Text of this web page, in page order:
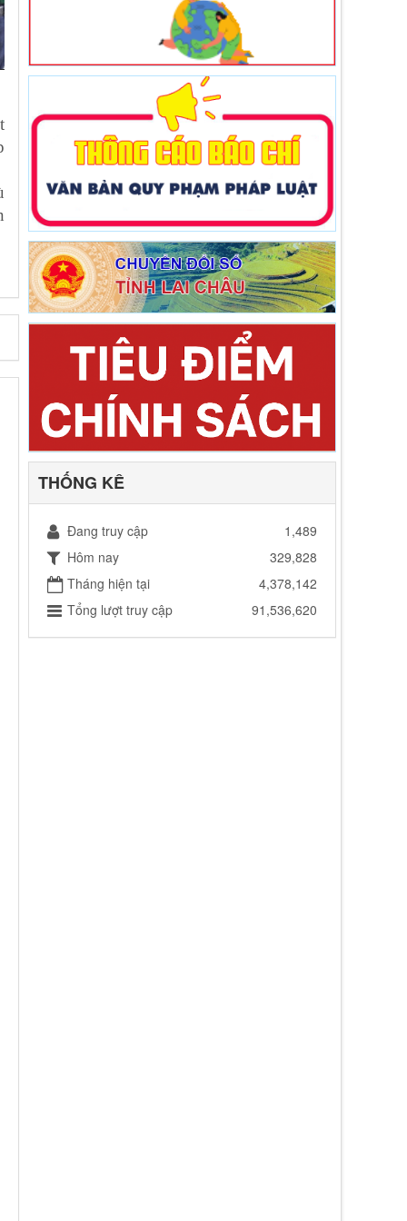
THỐNG KÊ
Đang truy cập
1,489
Hôm nay
329,828
Tháng hiện tại
4,378,142
Tổng lượt truy cập
91,536,620